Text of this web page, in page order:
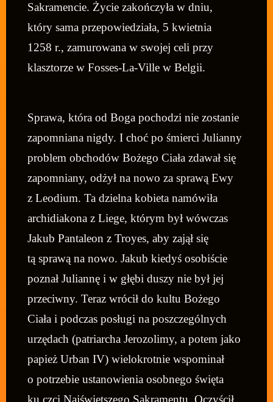
Sakramencie. Życie zakończyła w dniu,
który sama przepowiedziała, 5 kwietnia
1258 r., zamurowana w swojej celi przy
klasztorze w Fosses-La-Ville w Belgii.
Sprawa, która od Boga pochodzi nie zostanie
zapomniana nigdy. I choć po śmierci Julianny
problem obchodów Bożego Ciała zdawał się
zapomniany, odżył na nowo za sprawą Ewy
z Leodium. Ta dzielna kobieta namówiła
archidiakona z Liege, którym był wówczas
Jakub Pantaleon z Troyes, aby zajął się
tą sprawą na nowo. Jakub kiedyś osobiście
poznał Juliannę i w głębi duszy nie był jej
przeciwny. Teraz wrócił do kultu Bożego
Ciała i podczas posługi na poszczególnych
urzędach (patriarcha Jerozolimy, a potem jako
papież Urban IV) wielokrotnie wspominał
o potrzebie ustanowienia osobnego święta
ku czci Najświętszego Sakramentu. Oczyścił